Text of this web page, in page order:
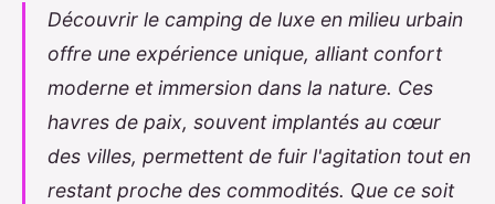
Découvrir le camping de luxe en milieu urbain
offre une expérience unique, alliant confort
moderne et immersion dans la nature. Ces
havres de paix, souvent implantés au cœur
des villes, permettent de fuir l'agitation tout en
restant proche des commodités. Que ce soit